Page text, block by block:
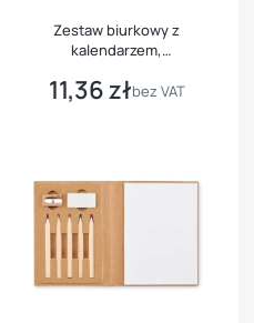
Zestaw biurkowy z
kalendarzem,
Cena
11,36 złbez VAT